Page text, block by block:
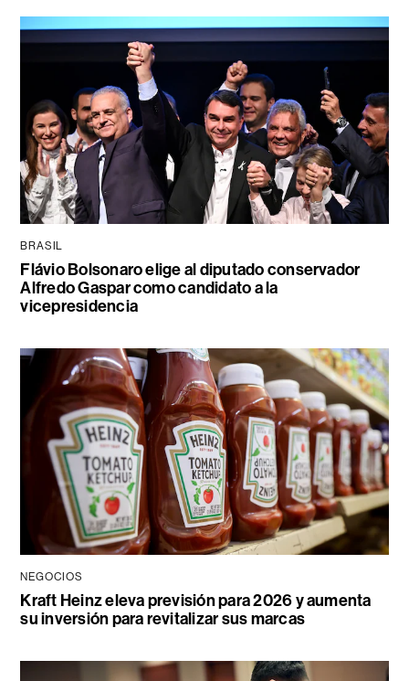
BRASIL
Flávio Bolsonaro elige al diputado conservador
Alfredo Gaspar como candidato a la
vicepresidencia
NEGOCIOS
Kraft Heinz eleva previsión para 2026 y aumenta
su inversión para revitalizar sus marcas